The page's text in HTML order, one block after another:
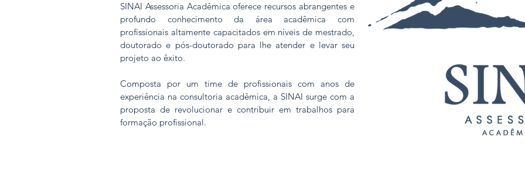
SINAI Assessoria Acadêmica oferece recursos abrangentes e
profundo conhecimento da área acadêmica com
profissionais altamente capacitados em níveis de mestrado,
doutorado e pós-doutorado para lhe atender e levar seu
projeto ao êxito.
Composta por um time de profissionais com anos de
experiência na consultoria acadêmica, a SINAI surge com a
proposta de revolucionar e contribuir em trabalhos para
formação profissional.